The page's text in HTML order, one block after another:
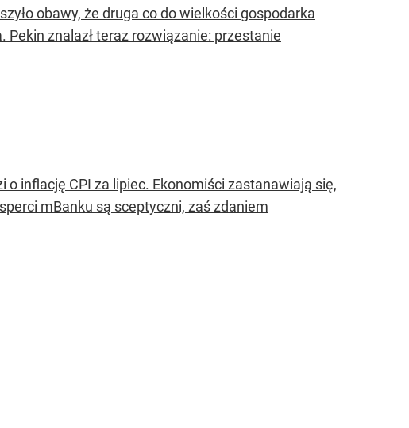
obawy, że druga co do wielkości gospodarka
znalazł teraz rozwiązanie: przestanie
o inflację CPI za lipiec. Ekonomiści zastanawiają się,
mBanku są sceptyczni, zaś zdaniem